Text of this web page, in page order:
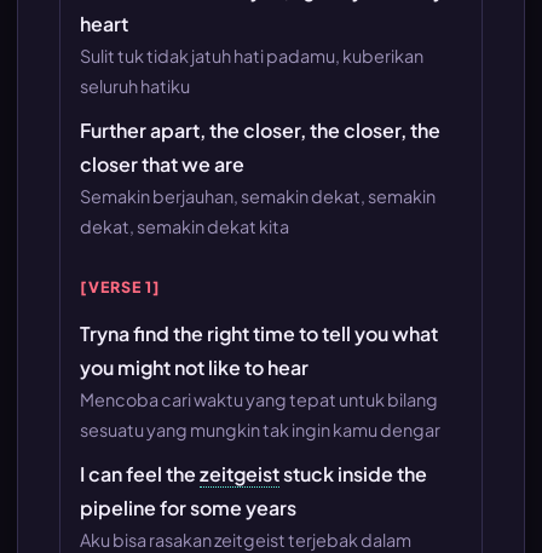
heart
Sulit tuk tidak jatuh hati padamu, kuberikan
seluruh hatiku
Further apart, the closer, the closer, the
closer that we are
Semakin berjauhan, semakin dekat, semakin
dekat, semakin dekat kita
[VERSE 1]
Tryna find the right time to tell you what
you might not like to hear
Mencoba cari waktu yang tepat untuk bilang
sesuatu yang mungkin tak ingin kamu dengar
I can feel thezeitgeiststuck inside the
pipeline for some years
Aku bisa rasakan zeitgeist terjebak dalam